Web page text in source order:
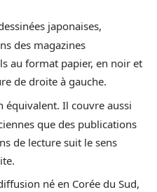
japonaises,
des magazines
au format papier, en noir et
de droite à gauche.
équivalent. Il couvre aussi
que des publications
de lecture suit le sens
né en Corée du Sud,